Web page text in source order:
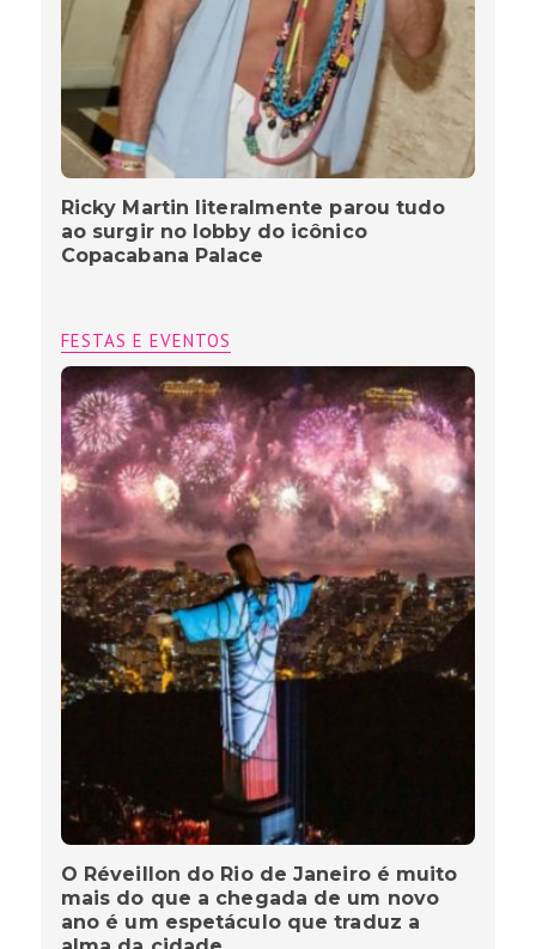
Ricky Martin literalmente parou tudo
ao surgir no lobby do icônico
Copacabana Palace
FESTAS E EVENTOS
O Réveillon do Rio de Janeiro é muito
mais do que a chegada de um novo
ano é um espetáculo que traduz a